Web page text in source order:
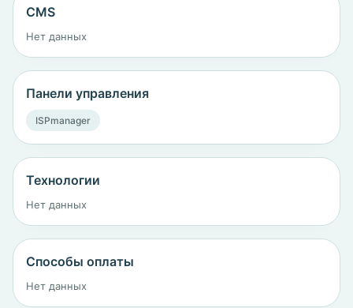
CMS
Нет данных
Панели управления
ISPmanager
Технологии
Нет данных
Способы оплаты
Нет данных